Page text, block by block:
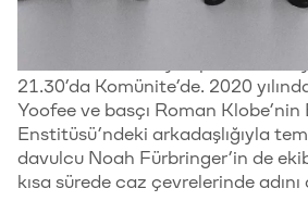
21.30’da Komünite’de. 2020
Yoofee ve basçı Roman Klobe’nin
Enstitüsü’ndeki arkadaşlığıyla
davulcu Noah Fürbringer’in de
kısa sürede caz çevrelerinde adını